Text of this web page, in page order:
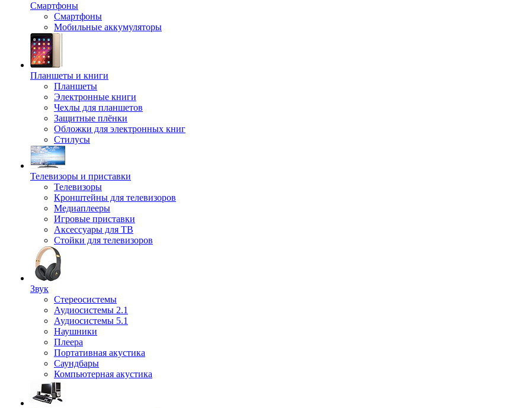
Смартфоны
Смартфоны
Мобильные аккумуляторы
Планшеты и книги
Планшеты
Электронные книги
Чехлы для планшетов
Защитные плёнки
Обложки для электронных книг
Стилусы
Телевизоры и приставки
Телевизоры
Кронштейны для телевизоров
Медиаплееры
Игровые приставки
Аксессуары для ТВ
Стойки для телевизоров
Звук
Стереосистемы
Аудиосистемы 2.1
Аудиосистемы 5.1
Наушники
Плеера
Портативная акустика
Саундбары
Компьютерная акустика